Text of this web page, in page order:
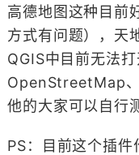
高德地图这种目前
方式有问题），天
QGIS中目前无法
OpenStreetMap
他的大家可以自行
PS：目前这个插